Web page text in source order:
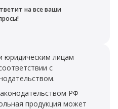
на все ваши
юридическим лицам
с
РФ
продукция может